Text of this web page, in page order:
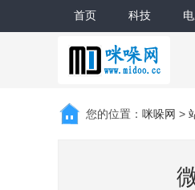
首页 科技
您的位置： 咪哚网 >